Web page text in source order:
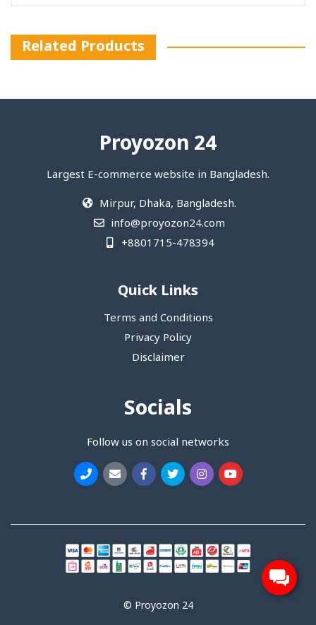
Related Products
Proyozon 24
Largest E-commerce website in Bangladesh.
Mirpur, Dhaka, Bangladesh.
info@proyozon24.com
+8801715-478394
Quick Links
Terms and Conditions
Privacy Policy
Disclaimer
Socials
Follow us on social networks
© Proyozon 24